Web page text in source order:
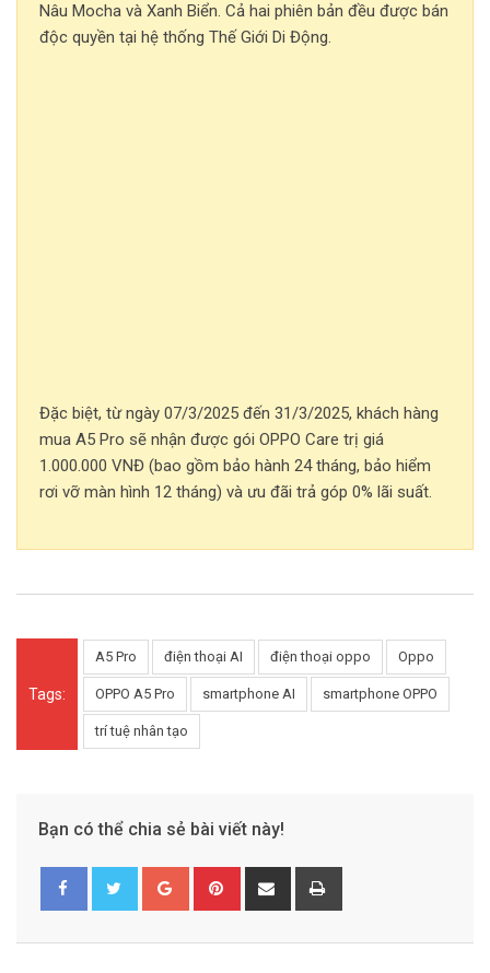
Nâu Mocha và Xanh Biển. Cả hai phiên bản đều được bán
độc quyền tại hệ thống Thế Giới Di Động.
Đặc biệt, từ ngày 07/3/2025 đến 31/3/2025, khách hàng
mua A5 Pro sẽ nhận được gói OPPO Care trị giá
1.000.000 VNĐ (bao gồm bảo hành 24 tháng, bảo hiểm
rơi vỡ màn hình 12 tháng) và ưu đãi trả góp 0% lãi suất.
Tags:
A5 Pro điện thoại AI điện thoại oppo Oppo
OPPO A5 Pro smartphone AI smartphone OPPO
trí tuệ nhân tạo
Bạn có thể chia sẻ bài viết này!
o
i
h
r